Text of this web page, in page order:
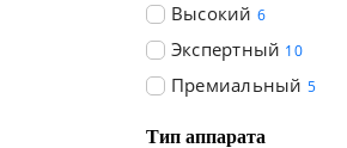
Высокий 6
Экспертный 10
Премиальный 5
Тип аппарата